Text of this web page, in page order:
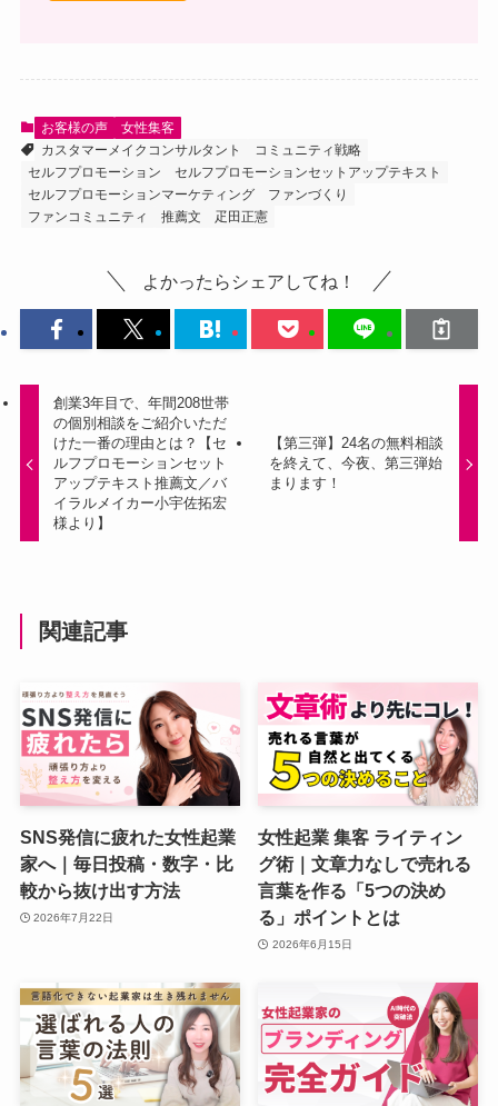
お客様の声
女性集客
カスタマーメイクコンサルタント
コミュニティ戦略
セルフプロモーション
セルフプロモーションセットアップテキスト
セルフプロモーションマーケティング
ファンづくり
ファンコミュニティ
推薦文 疋田正憲
よかったらシェアしてね！
創業3年目で、年間208世帯
の個別相談をご紹介いただ
けた一番の理由とは？【セ
ルフプロモーションセット
アップテキスト推薦文／バ
イラルメイカー小宇佐拓宏
様より】
【第三弾】24名の無料相談
を終えて、今夜、第三弾始
まります！
関連記事
SNS発信に疲れた女性起業
家へ｜毎日投稿・数字・比
較から抜け出す方法
2026年7月22日
女性起業 集客 ライティン
グ術｜文章力なしで売れる
言葉を作る「5つの決め
る」ポイントとは
2026年6月15日